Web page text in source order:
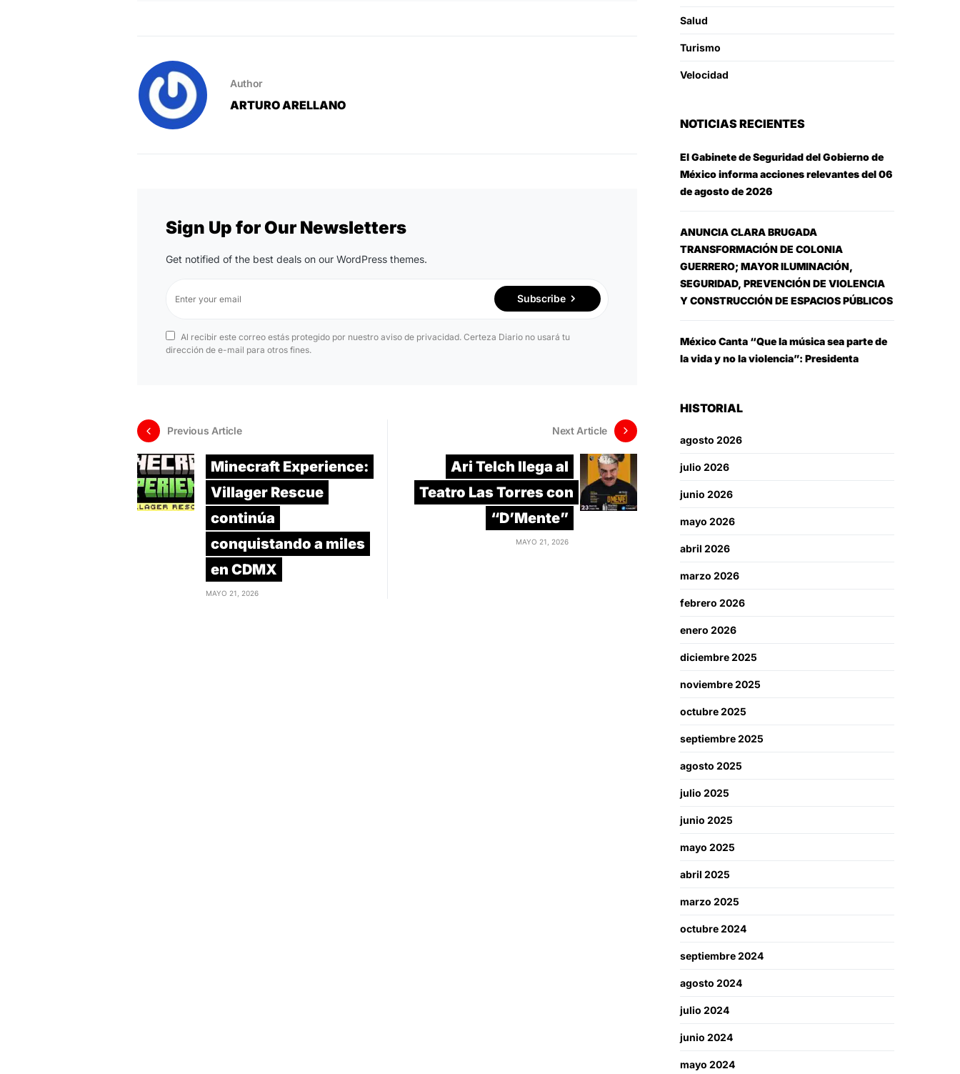
Author
ARTURO ARELLANO
Sign Up for Our Newsletters
Get notified of the best deals on our WordPress themes.
Subscribe
Al recibir este correo estás protegido por nuestro aviso de privacidad. Certeza Diario no usará tu
dirección de e-mail para otros fines.
Previous Article
Minecraft Experience:
Villager Rescue
continúa
conquistando a miles
en CDMX
MAYO 21, 2026
Next Article
Ari Telch llega al
Teatro Las Torres con
“D’Mente”
MAYO 21, 2026
Salud
Turismo
Velocidad
NOTICIAS RECIENTES
El Gabinete de Seguridad del Gobierno de
México informa acciones relevantes del 06
de agosto de 2026
ANUNCIA CLARA BRUGADA
TRANSFORMACIÓN DE COLONIA
GUERRERO; MAYOR ILUMINACIÓN,
SEGURIDAD, PREVENCIÓN DE VIOLENCIA
Y CONSTRUCCIÓN DE ESPACIOS PÚBLICOS
México Canta “Que la música sea parte de
la vida y no la violencia”: Presidenta
HISTORIAL
agosto 2026
julio 2026
junio 2026
mayo 2026
abril 2026
marzo 2026
febrero 2026
enero 2026
diciembre 2025
noviembre 2025
octubre 2025
septiembre 2025
agosto 2025
julio 2025
junio 2025
mayo 2025
abril 2025
marzo 2025
octubre 2024
septiembre 2024
agosto 2024
julio 2024
junio 2024
mayo 2024